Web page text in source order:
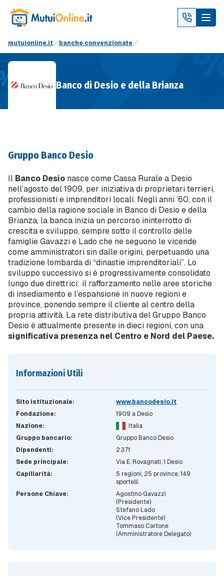
mutuionline.it banche convenzionate
Banco di Desio e della Brianza
Gruppo Banco Desio
Il Banco Desio nasce come Cassa Rurale a Desio
nell’agosto del 1909, per iniziativa di proprietari terrieri,
professionisti e imprenditori locali. Negli anni ’60, con il
cambio della ragione sociale in Banco di Desio e della
Brianza, la banca inizia un percorso ininterrotto di
crescita e sviluppo, sempre sotto il controllo delle
famiglie Gavazzi e Lado che ne seguono le vicende
come amministratori sin dalle origini, perpetuando una
tradizione lombarda di “dinastie imprenditoriali”. Lo
sviluppo successivo si è progressivamente consolidato
lungo due direttrici: il rafforzamento nelle aree storiche
di insediamento e l’espansione in nuove regioni e
province, ponendo sempre il cliente al centro della
propria attività. La rete distributiva del Gruppo Banco
Desio è attualmente presente in dieci regioni, con una
significativa presenza nel Centro e Nord del Paese.
Informazioni Utili
Sito istituzionale:
www.bancodesio.it
Fondazione:
1909 a Desio
Nazione:
Italia
Gruppo bancario:
Gruppo Banco Desio
Dipendenti:
2.371
Sede principale:
Via E. Rovagnati, 1 Desio
Capillarità:
5 regioni, 25 province, 149
sportelli
Persone Chiave:
Agostino Gavazzi
(Presidente)
Stefano Lado
(Vice Presidente)
Tommaso Cartone
(Amministratore Delegato)